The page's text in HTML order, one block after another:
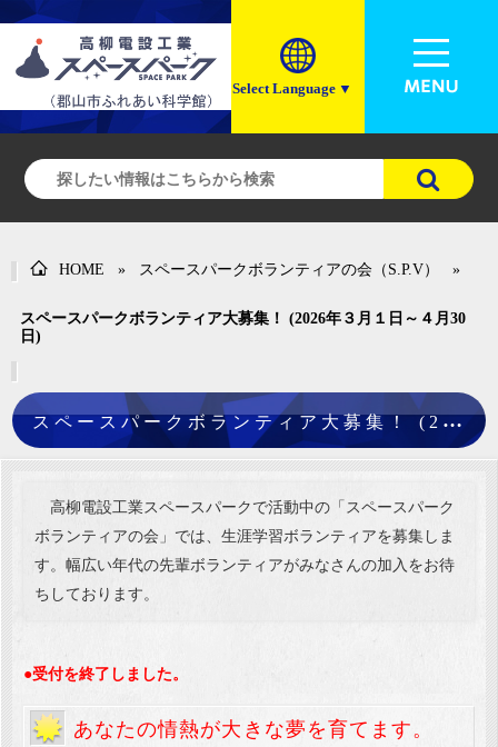
Select Language ▼
HOME » スペースパークボランティアの会（S.P.V） »
スペースパークボランティア大募集！ (2026年３月１日～４月30
日)
ス
ペースパークボランティア大募集！ (2026年３月１日～４月30日)
高柳電設工業スペースパークで活動中の「スペースパーク
ボランティアの会」では、生涯学習ボランティアを募集しま
す。幅広い年代の先輩ボランティアがみなさんの加入をお待
ちしております。
●受付を終了しました。
あなたの情熱が大きな夢を育てます。